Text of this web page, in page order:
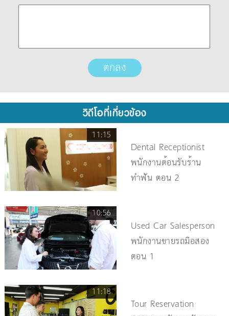
วิดีโอที่เกี่ยวข้อง
11:15
Dental Receptionist
พนักงานต้อนรับร้าน
ทำฟัน ตอน 2
10:56
Used Car Salesperson
พนักงานขายรถมือสอง
ตอน 1
11:18
Tour Reservation